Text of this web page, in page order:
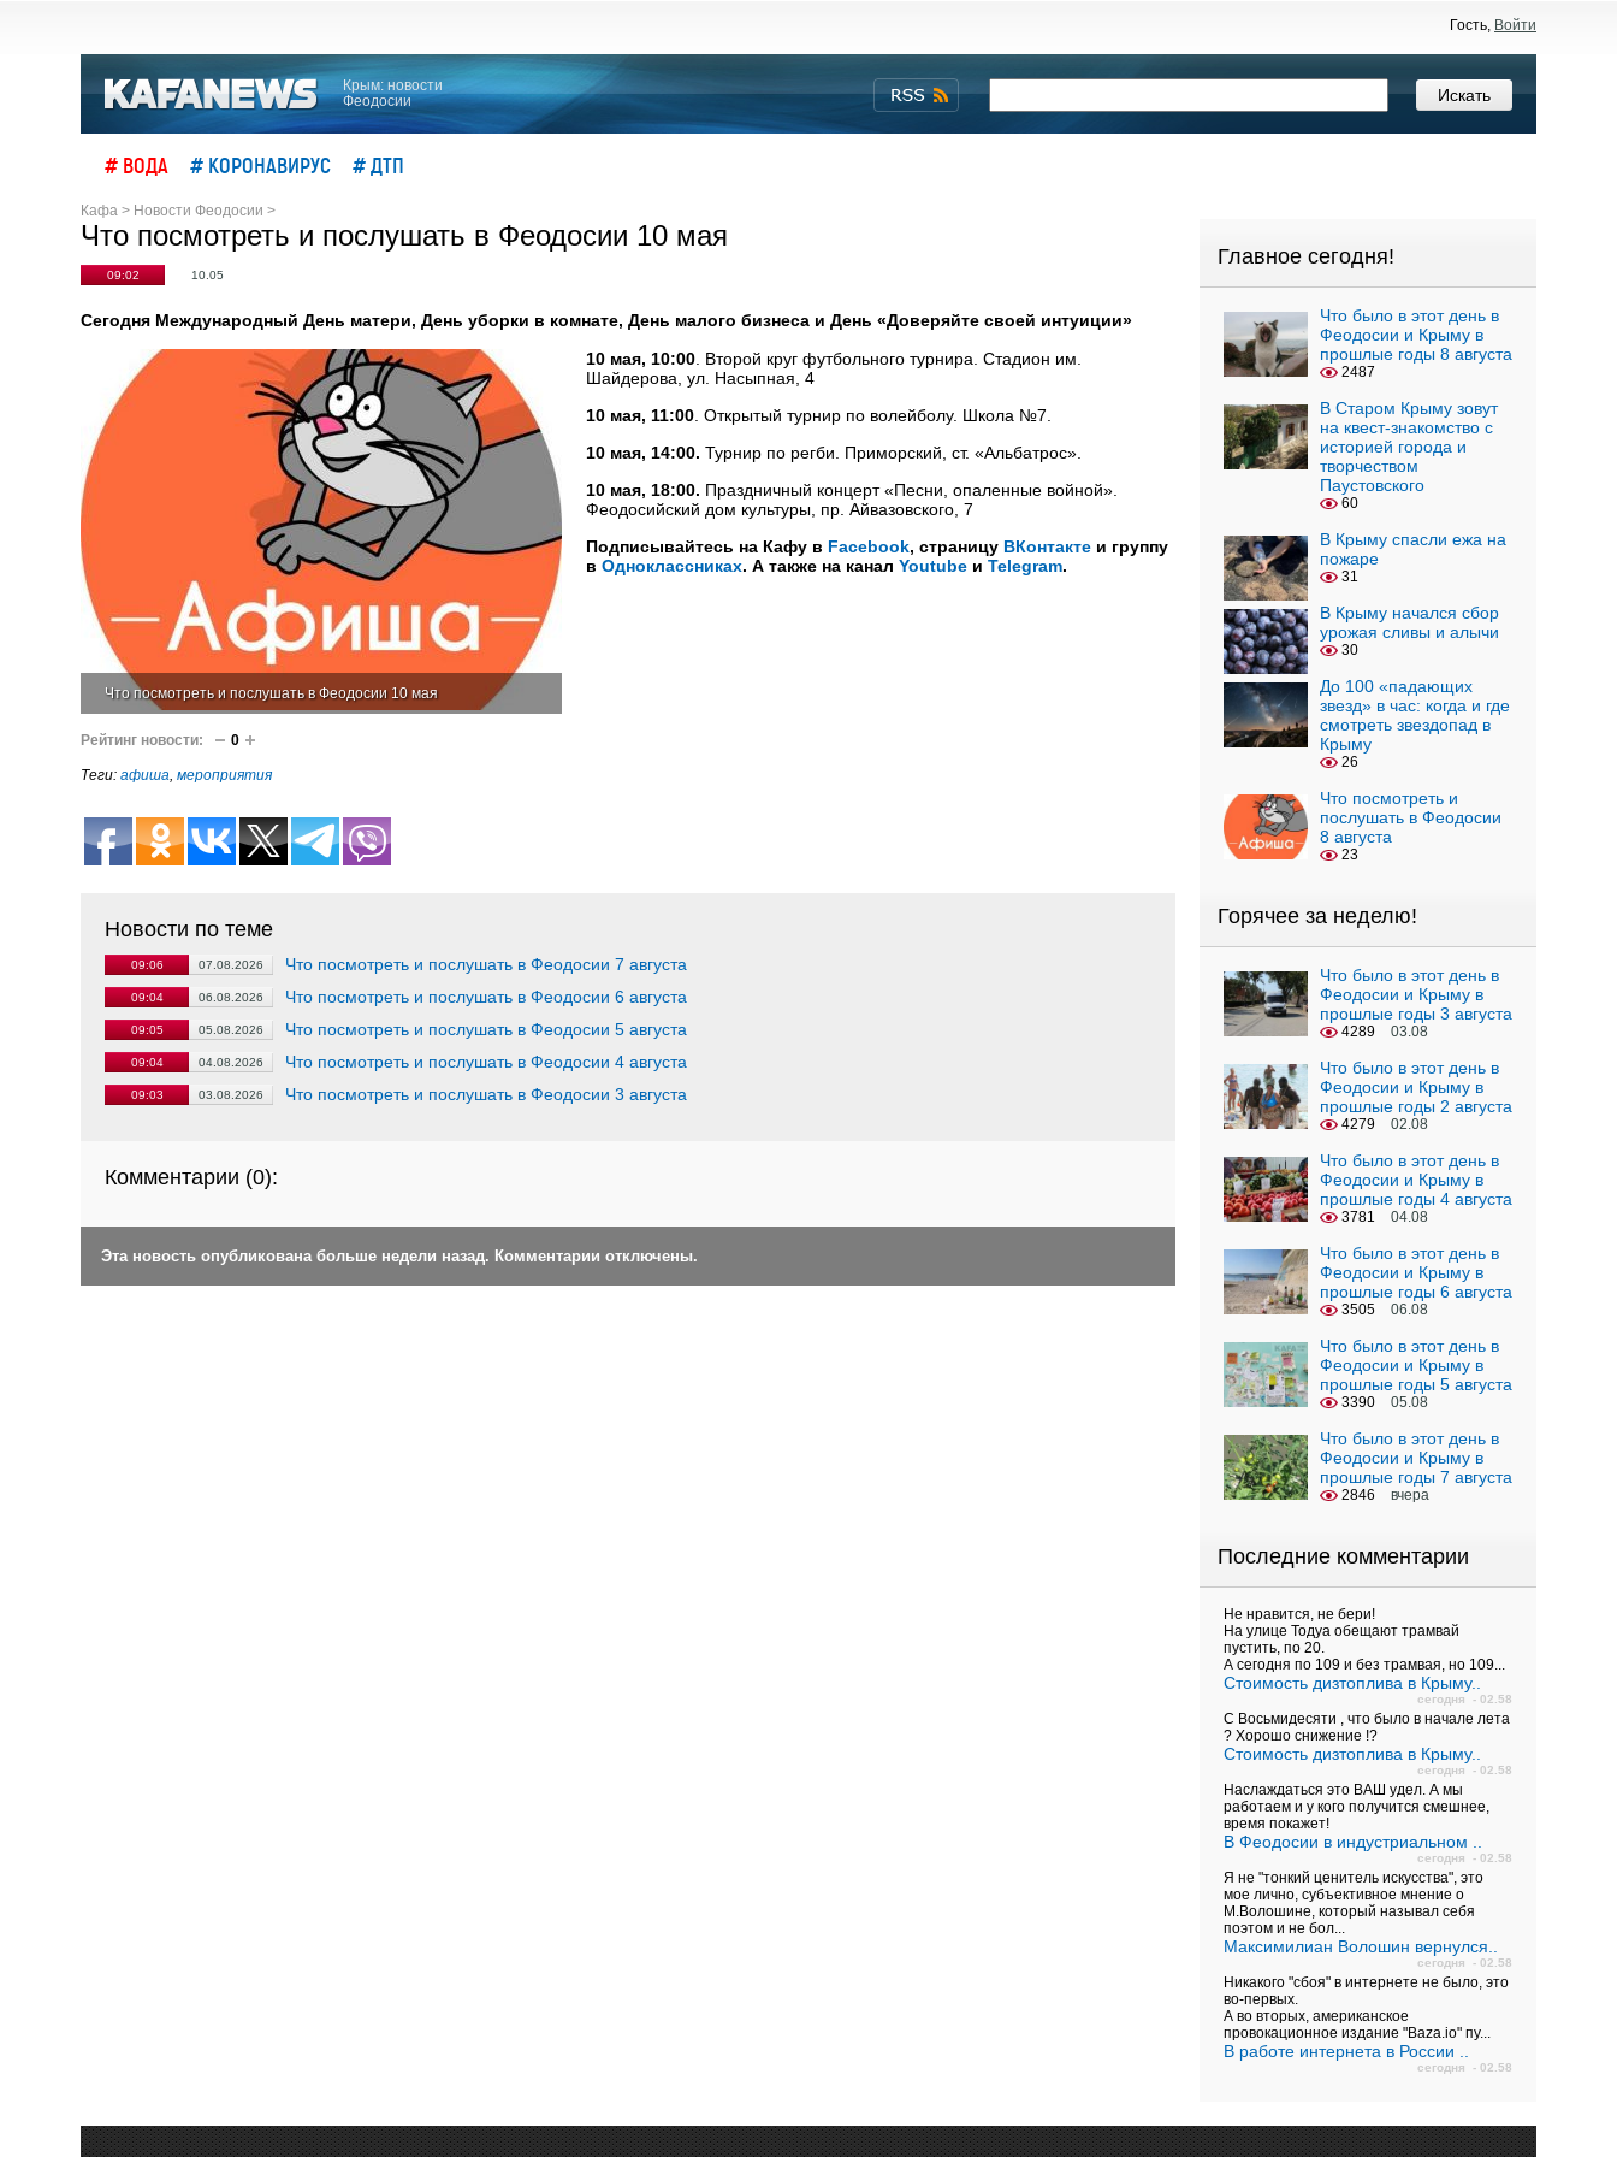
Гость, Войти
Крым: новости
Феодосии
# ВОДА # КОРОНАВИРУС # ДТП
Кафа > Новости Феодосии >
Что посмотреть и послушать в Феодосии 10 мая
09:02 10.05
Сегодня Международный День матери, День уборки в комнате, День малого бизнеса и День «Доверяйте своей интуиции»
Что посмотреть и послушать в Феодосии 10 мая
10 мая, 10:00 . Второй круг футбольного турнира. Стадион им.
Шайдерова, ул. Насыпная, 4
10 мая, 11:00 . Открытый турнир по волейболу. Школа №7.
10 мая, 14:00. Турнир по регби. Приморский, ст. «Альбатрос».
10 мая, 18:00. Праздничный концерт «Песни, опаленные войной».
Феодосийский дом культуры, пр. Айвазовского, 7
Подписывайтесь на Кафу в Facebook, страницу ВКонтакте и группу
в Одноклассниках. А также на канал Youtube и Telegram.
Рейтинг новости: 0
Теги: афиша, мероприятия
Новости по теме
09:06 07.08.2026 Что посмотреть и послушать в Феодосии 7 августа
09:04 06.08.2026 Что посмотреть и послушать в Феодосии 6 августа
09:05 05.08.2026 Что посмотреть и послушать в Феодосии 5 августа
09:04 04.08.2026 Что посмотреть и послушать в Феодосии 4 августа
09:03 03.08.2026 Что посмотреть и послушать в Феодосии 3 августа
Комментарии (0):
Эта новость опубликована больше недели назад. Комментарии отключены.
Главное сегодня!
Что было в этот день в
Феодосии и Крыму в
прошлые годы 8 августа
2487
В Старом Крыму зовут
на квест-знакомство с
историей города и
творчеством
Паустовского
60
В Крыму спасли ежа на
пожаре
31
В Крыму начался сбор
урожая сливы и алычи
30
До 100 «падающих
звезд» в час: когда и где
смотреть звездопад в
Крыму
26
Что посмотреть и
послушать в Феодосии
8 августа
23
Горячее за неделю!
Что было в этот день в
Феодосии и Крыму в
прошлые годы 3 августа
4289 03.08
Что было в этот день в
Феодосии и Крыму в
прошлые годы 2 августа
4279 02.08
Что было в этот день в
Феодосии и Крыму в
прошлые годы 4 августа
3781 04.08
Что было в этот день в
Феодосии и Крыму в
прошлые годы 6 августа
3505 06.08
Что было в этот день в
Феодосии и Крыму в
прошлые годы 5 августа
3390 05.08
Что было в этот день в
Феодосии и Крыму в
прошлые годы 7 августа
2846 вчера
Последние комментарии
Не нравится, не бери!
На улице Тодуа обещают трамвай
пустить, по 20.
А сегодня по 109 и без трамвая, но 109...
Стоимость дизтоплива в Крыму..
сегодня - 02.58
С Восьмидесяти , что было в начале лета
? Хорошо снижение !?
Стоимость дизтоплива в Крыму..
сегодня - 02.58
Наслаждаться это ВАШ удел. А мы
работаем и у кого получится смешнее,
время покажет!
В Феодосии в индустриальном ..
сегодня - 02.58
Я не "тонкий ценитель искусства", это
мое лично, субъективное мнение о
М.Волошине, который называл себя
поэтом и не бол...
Максимилиан Волошин вернулся..
сегодня - 02.58
Никакого "сбоя" в интернете не было, это
во-первых.
А во вторых, американское
провокационное издание "Baza.io" пу...
В работе интернета в России ..
сегодня - 02.58